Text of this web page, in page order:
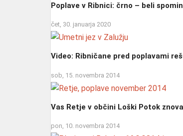
Poplave v Ribnici: črno – beli
čet, 30. januarja 2020
Video: Ribničane pred poplavami
sob, 15. novembra 2014
Vas Retje v občini Loški Potok
pon, 10. novembra 2014